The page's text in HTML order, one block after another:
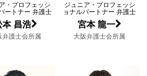
・プロフェッシ
ートナー 弁護士
本 昌浩
弁護士会所属
ジュニア・プロフェッシ
ョナルパートナー 弁護士
宮本 龍一
大阪弁護士会所属